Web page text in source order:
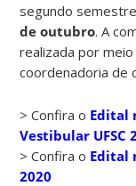
segundo
de outubro. A
realizada por
coordenadoria de
> Confira o Edital
Vestibular UFSC
> Confira o Edital
2020